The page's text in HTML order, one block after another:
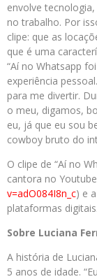
envolve
no trabalho. Por
clipe: que as
que é uma
“Aí no Whatsapp
experiência
para me divertir.
o meu, digamos,
eu, já que eu sou
cowboy bruto do
O clipe de “Aí no
cantora no
v=adO084I8n_c) e
plataformas digitais.
Sobre Luciana
A história de
5 anos de idade.